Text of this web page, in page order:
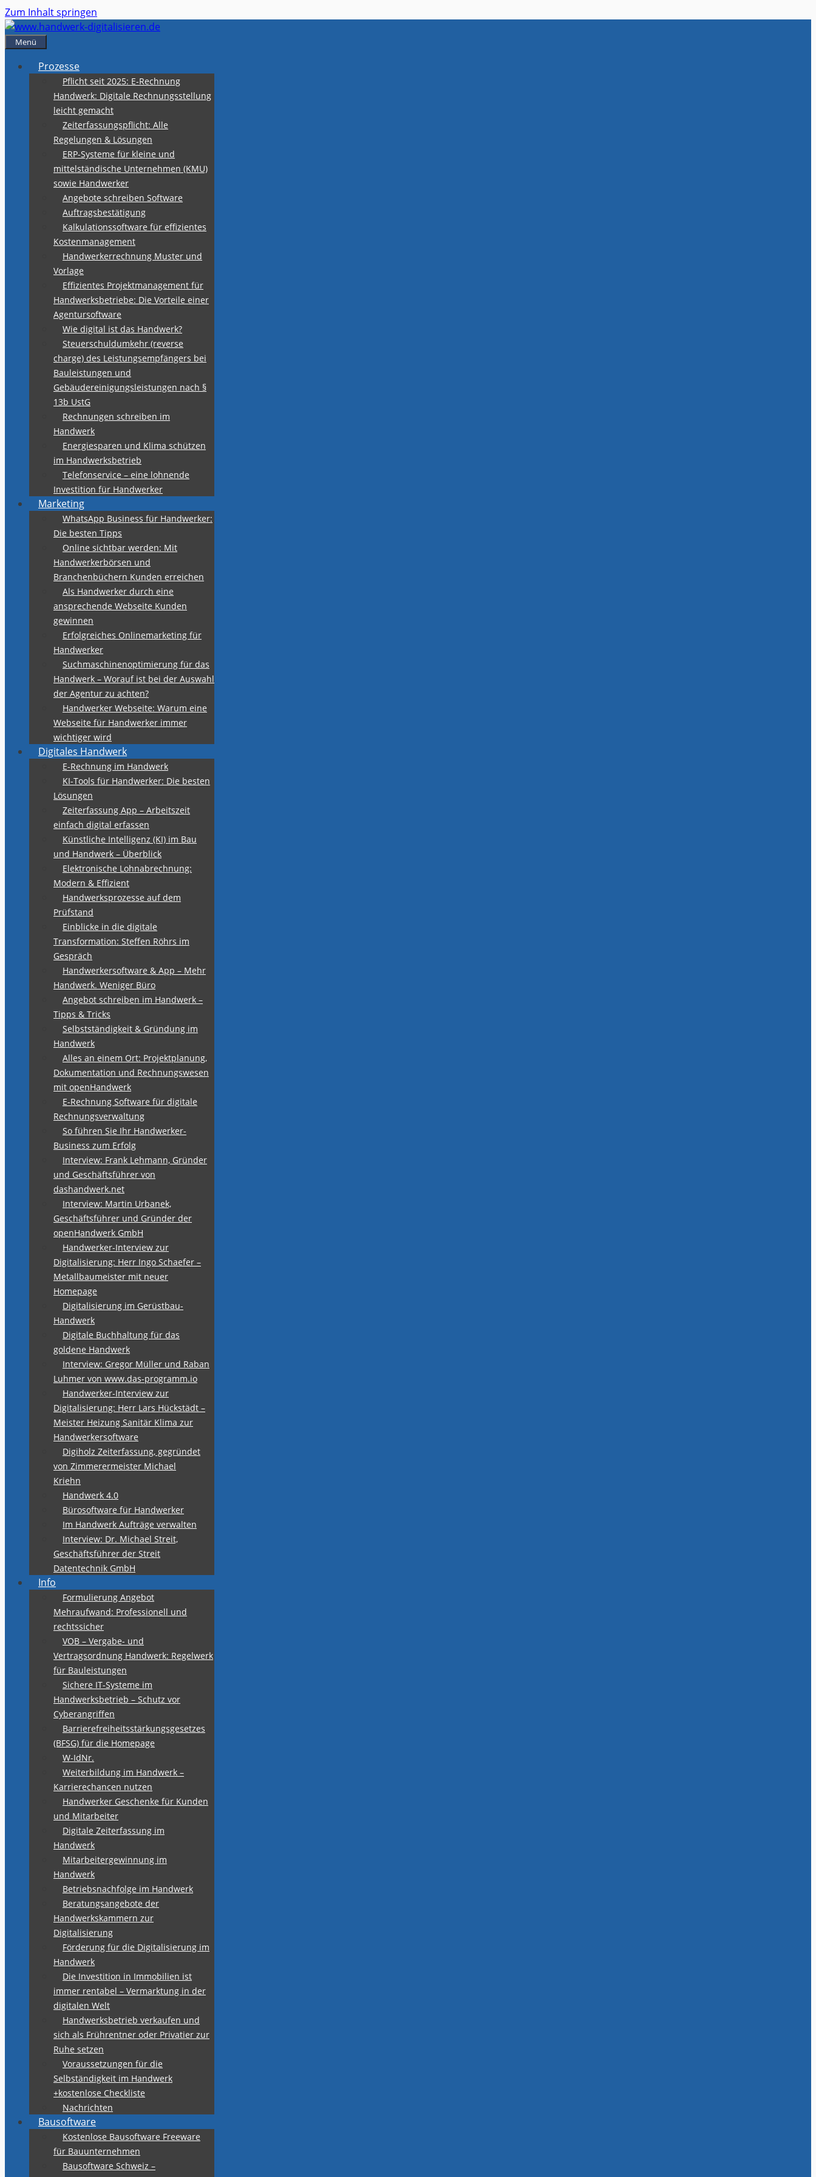
Zum Inhalt springen
Menü
Prozesse
Pflicht seit 2025: E-Rechnung
Handwerk: Digitale Rechnungsstellung
leicht gemacht
Zeiterfassungspflicht: Alle
Regelungen & Lösungen
ERP-Systeme für kleine und
mittelständische Unternehmen (KMU)
sowie Handwerker
Angebote schreiben Software
Auftragsbestätigung
Kalkulationssoftware für effizientes
Kostenmanagement
Handwerkerrechnung Muster und
Vorlage
Effizientes Projektmanagement für
Handwerksbetriebe: Die Vorteile einer
Agentursoftware
Wie digital ist das Handwerk?
Steuerschuldumkehr (reverse
charge) des Leistungsempfängers bei
Bauleistungen und
Gebäudereinigungsleistungen nach §
13b UstG
Rechnungen schreiben im
Handwerk
Energiesparen und Klima schützen
im Handwerksbetrieb
Telefonservice – eine lohnende
Investition für Handwerker
Marketing
WhatsApp Business für Handwerker:
Die besten Tipps
Online sichtbar werden: Mit
Handwerkerbörsen und
Branchenbüchern Kunden erreichen
Als Handwerker durch eine
ansprechende Webseite Kunden
gewinnen
Erfolgreiches Onlinemarketing für
Handwerker
Suchmaschinenoptimierung für das
Handwerk – Worauf ist bei der Auswahl
der Agentur zu achten?
Handwerker Webseite: Warum eine
Webseite für Handwerker immer
wichtiger wird
Digitales Handwerk
E-Rechnung im Handwerk
KI-Tools für Handwerker: Die besten
Lösungen
Zeiterfassung App – Arbeitszeit
einfach digital erfassen
Künstliche Intelligenz (KI) im Bau
und Handwerk – Überblick
Elektronische Lohnabrechnung:
Modern & Effizient
Handwerksprozesse auf dem
Prüfstand
Einblicke in die digitale
Transformation: Steffen Röhrs im
Gespräch
Handwerkersoftware & App – Mehr
Handwerk. Weniger Büro
Angebot schreiben im Handwerk –
Tipps & Tricks
Selbstständigkeit & Gründung im
Handwerk
Alles an einem Ort: Projektplanung,
Dokumentation und Rechnungswesen
mit openHandwerk
E-Rechnung Software für digitale
Rechnungsverwaltung
So führen Sie Ihr Handwerker-
Business zum Erfolg
Interview: Frank Lehmann, Gründer
und Geschäftsführer von
dashandwerk.net
Interview: Martin Urbanek,
Geschäftsführer und Gründer der
openHandwerk GmbH
Handwerker-Interview zur
Digitalisierung: Herr Ingo Schaefer –
Metallbaumeister mit neuer
Homepage
Digitalisierung im Gerüstbau-
Handwerk
Digitale Buchhaltung für das
goldene Handwerk
Interview: Gregor Müller und Raban
Luhmer von www.das-programm.io
Handwerker-Interview zur
Digitalisierung: Herr Lars Hückstädt –
Meister Heizung Sanitär Klima zur
Handwerkersoftware
Digiholz Zeiterfassung, gegründet
von Zimmerermeister Michael
Kriehn
Handwerk 4.0
Bürosoftware für Handwerker
Im Handwerk Aufträge verwalten
Interview: Dr. Michael Streit,
Geschäftsführer der Streit
Datentechnik GmbH
Info
Formulierung Angebot
Mehraufwand: Professionell und
rechtssicher
VOB – Vergabe- und
Vertragsordnung Handwerk: Regelwerk
für Bauleistungen
Sichere IT-Systeme im
Handwerksbetrieb – Schutz vor
Cyberangriffen
Barrierefreiheitsstärkungsgesetzes
(BFSG) für die Homepage
W-IdNr.
Weiterbildung im Handwerk –
Karrierechancen nutzen
Handwerker Geschenke für Kunden
und Mitarbeiter
Digitale Zeiterfassung im
Handwerk
Mitarbeitergewinnung im
Handwerk
Betriebsnachfolge im Handwerk
Beratungsangebote der
Handwerkskammern zur
Digitalisierung
Förderung für die Digitalisierung im
Handwerk
Die Investition in Immobilien ist
immer rentabel – Vermarktung in der
digitalen Welt
Handwerksbetrieb verkaufen und
sich als Frührentner oder Privatier zur
Ruhe setzen
Voraussetzungen für die
Selbständigkeit im Handwerk
+kostenlose Checkliste
Nachrichten
Bausoftware
Kostenlose Bausoftware Freeware
für Bauunternehmen
Bausoftware Schweiz –